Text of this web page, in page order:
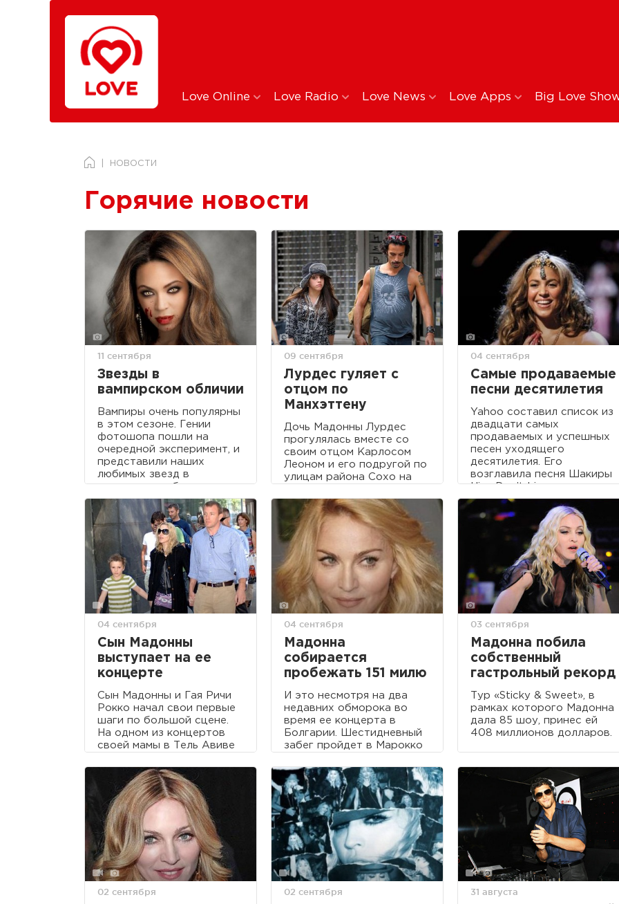
Love Online Love Radio Love News Love Apps Big Love
НОВОСТИ
Горячие новости
11 сентября
Звезды в
вампирском обличии
Вампиры очень популярны
в этом сезоне. Гении
фотошопа пошли на
очередной эксперимент, и
представили наших
любимых звезд в
вампирском обличии.
09 сентября
Лурдес гуляет с
отцом по
Манхэттену
Дочь Мадонны Лурдес
прогулялась вместе со
своим отцом Карлосом
Леоном и его подругой по
улицам района Сохо на
04 сентября
Самые продаваемые
песни десятилетия
Yahoo составил список из
двадцати самых
продаваемых и успешных
песен уходящего
десятилетия. Его
возглавила песня Шакиры
Hips Don’t Lie.
04 сентября
Сын Мадонны
выступает на ее
концерте
Сын Мадонны и Гая Ричи
Рокко начал свои первые
шаги по большой сцене.
На одном из концертов
своей мамы в Тель Авиве
исполнил небольшой
танец.
04 сентября
Мадонна
собирается
пробежать 151 милю
И это несмотря на два
недавних обморока во
время ее концерта в
Болгарии. Шестидневный
забег пройдет в Марокко
года.
03 сентября
Мадонна побила
собственный
гастрольный рекорд
Тур «Sticky & Sweet», в
рамках которого Мадонна
дала 85 шоу, принес ей
408 миллионов долларов.
02 сентября 02 сентября 31 августа